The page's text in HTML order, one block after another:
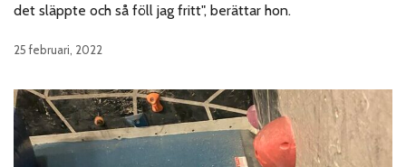
det släppte och så föll jag fritt", berättar hon.
25 februari, 2022